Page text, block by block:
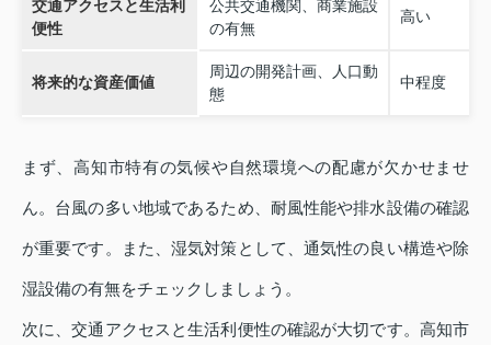
交通アクセスと生活利
便性
公共交通機関、商業施設
の有無
高い
将来的な資産価値
周辺の開発計画、人口動
態
中程度
まず、高知市特有の気候や自然環境への配慮が欠かせませ
ん。台風の多い地域であるため、耐風性能や排水設備の確認
が重要です。また、湿気対策として、通気性の良い構造や除
湿設備の有無をチェックしましょう。
次に、交通アクセスと生活利便性の確認が大切です。高知市